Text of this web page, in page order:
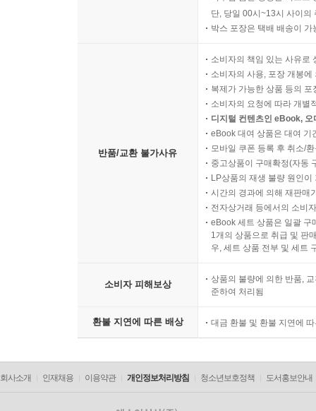
단, 당일 00시~13시 사이의
박스 포장은 택배 배송이
반품/교환 불가사유
소비자의 책임 있는 사유로
소비자의 사용, 포장 개봉
복제가 가능한 상품 등의
소비자의 요청에 따라 개별
디지털 컨텐츠인 eBook,
eBook 대여 상품은 대여 기
모바일 쿠폰 등록 후 취소/
중고상품이 구매확정(자동
LP상품의 재생 불량 원인
시간의 경과에 의해 재판매
전자상거래 등에서의 소비
eBook 세트 상품은 일괄 구
1개의 상품으로 취급 및 판
우, 세트 상품 전부 및 세트
소비자 피해보상
상품의 불량에 의한 반품,
준하여 처리됨
환불 지연에 따른 배상 대금 환불 및 환불 지연에
회사소개 인재채용 이용약관 개인정보처리방침 청소년보호정책 도서홍보안내